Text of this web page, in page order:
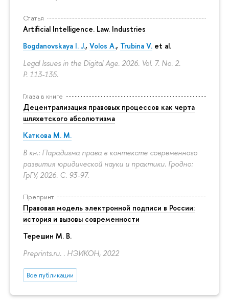
Статья
Artificial Intelligence. Law. Industries
Bogdanovskaya I. J., Volos A., Trubina V. et al.
Legal Issues in the Digital Age. 2026. Vol. 7. No. 2.
P. 113-135.
Глава в книге
Децентрализация правовых процессов как черта
шляхетского абсолютизма
Каткова М. М.
В кн.: Парадигма права в контексте современного
развития юридической науки и практики. Гродно:
ГрГУ, 2026. С. 93-97.
Препринт
Правовая модель электронной подписи в России:
история и вызовы современности
Терешин М. В.
Preprints.ru. . НЭИКОН, 2022
Все публикации